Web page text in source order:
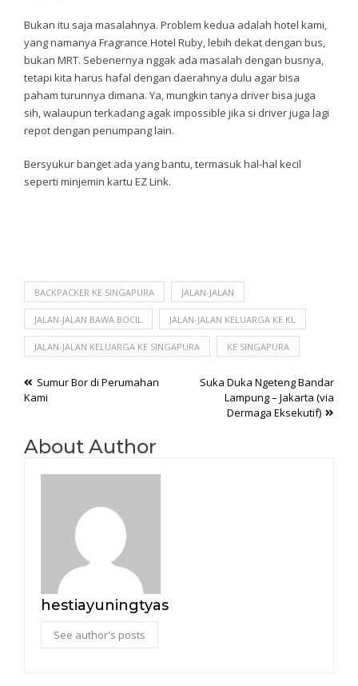
Bukan itu saja masalahnya. Problem kedua adalah hotel kami,
yang namanya Fragrance Hotel Ruby, lebih dekat dengan bus,
bukan MRT. Sebenernya nggak ada masalah dengan busnya,
tetapi kita harus hafal dengan daerahnya dulu agar bisa
paham turunnya dimana. Ya, mungkin tanya driver bisa juga
sih, walaupun terkadang agak impossible jika si driver juga lagi
repot dengan penumpang lain.
Bersyukur banget ada yang bantu, termasuk hal-hal kecil
seperti minjemin kartu EZ Link.
BACKPACKER KE SINGAPURA JALAN-JALAN
JALAN-JALAN BAWA BOCIL JALAN-JALAN KELUARGA KE KL
JALAN-JALAN KELUARGA KE SINGAPURA KE SINGAPURA
Post
Sumur Bor di Perumahan
Kami
Suka Duka Ngeteng Bandar
Lampung – Jakarta (via
Dermaga Eksekutif)
About Author
hestiayuningtyas
See author's posts